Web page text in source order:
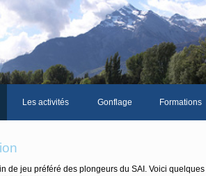
Les activités Gonflage Formations
de jeu préféré des plongeurs du SAI. Voici